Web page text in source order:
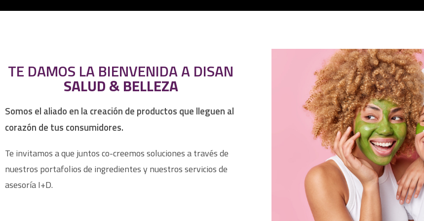
TE DAMOS LA BIENVENIDA A DISAN
SALUD & BELLEZA
Somos el aliado en la creación de productos que lleguen al
corazón de tus consumidores.
Te invitamos a que juntos co-creemos soluciones a través de
nuestros portafolios de ingredientes y nuestros servicios de
asesoría I+D.